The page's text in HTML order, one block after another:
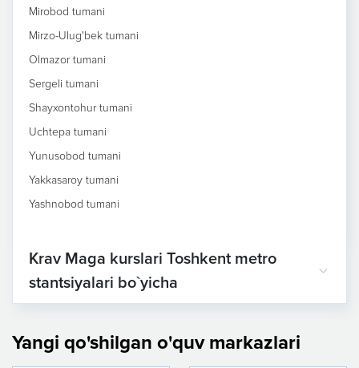
Mirobod tumani
Mirzo-Ulug'bek tumani
Olmazor tumani
Sergeli tumani
Shayxontohur tumani
Uchtepa tumani
Yunusobod tumani
Yakkasaroy tumani
Yashnobod tumani
Krav Maga kurslari Toshkent metro
stantsiyalari bo`yicha
Yangi qo'shilgan o'quv markazlari